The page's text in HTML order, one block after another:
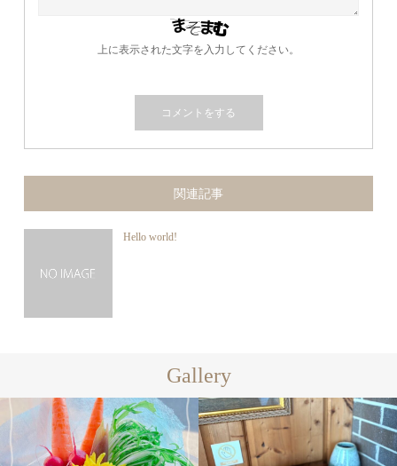
上に表示された文字を入力してください。
関連記事
Hello world!
Gallery